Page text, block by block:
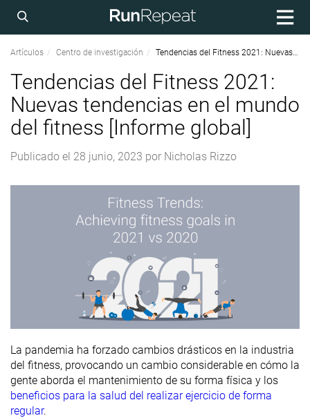
Artículos Centro de investigación Tendencias del Fitness 2021: Nuevas tendencias en el mundo del fitness [Informe global]
Tendencias del Fitness 2021:
Nuevas tendencias en el mundo
del fitness [Informe global]
Publicado el 28 junio, 2023 por Nicholas Rizzo
La pandemia ha forzado cambios drásticos en la industria
del fitness, provocando un cambio considerable en cómo la
gente aborda el mantenimiento de su forma física y los
beneficios para la salud del realizar ejercicio de forma
regular.